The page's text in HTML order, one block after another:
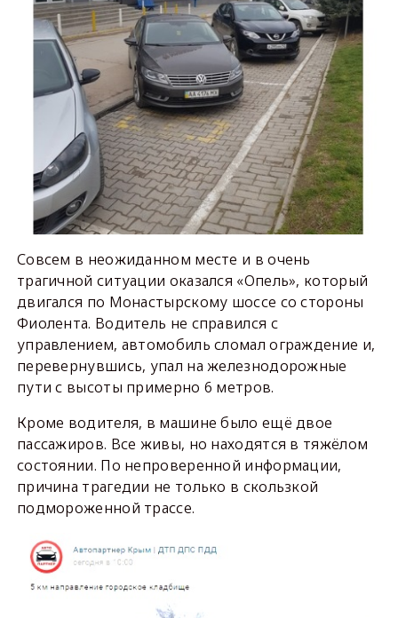
Совсем в неожиданном месте и в очень
трагичной ситуации оказался «Опель», который
двигался по Монастырскому шоссе со стороны
Фиолента. Водитель не справился с
управлением, автомобиль сломал ограждение и,
перевернувшись, упал на железнодорожные
пути с высоты примерно 6 метров.
Кроме водителя, в машине было ещё двое
пассажиров. Все живы, но находятся в тяжёлом
состоянии. По непроверенной информации,
причина трагедии не только в скользкой
подмороженной трассе.